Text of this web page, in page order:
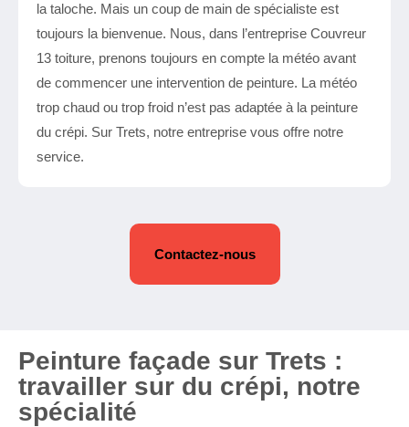
la taloche. Mais un coup de main de spécialiste est
toujours la bienvenue. Nous, dans l’entreprise Couvreur
13 toiture, prenons toujours en compte la météo avant
de commencer une intervention de peinture. La météo
trop chaud ou trop froid n’est pas adaptée à la peinture
du crépi. Sur Trets, notre entreprise vous offre notre
service.
Contactez-nous
Peinture façade sur Trets :
travailler sur du crépi, notre
spécialité